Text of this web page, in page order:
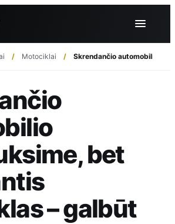
Motociklai Skrendančio automobilio
bet
– galbūt